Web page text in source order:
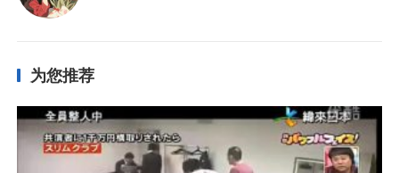
为您推荐